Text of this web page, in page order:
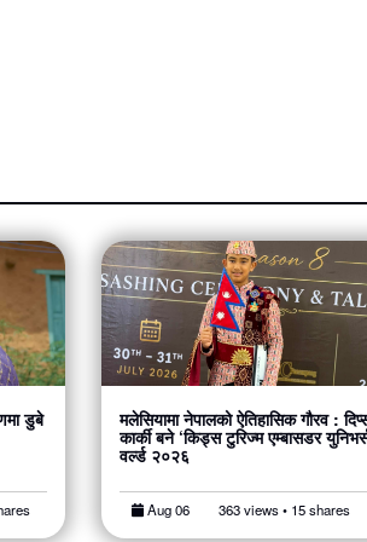
डुबे मलेसियामा नेपालको ऐतिहासिक गौरव :
कार्की बने ‘किड्स टुरिज्म एम्बासडर
वर्ल्ड २०२६
Aug 06 363 views • 15 shares